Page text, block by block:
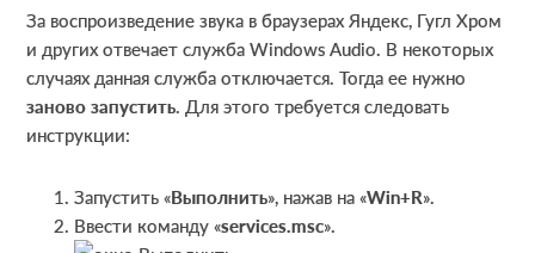
За воспроизведение звука в браузерах Яндекс, Гугл Хром
и других отвечает служба Windows Audio. В некоторых
случаях данная служба отключается. Тогда ее нужно
заново запустить. Для этого требуется следовать
инструкции:
Запустить «Выполнить», нажав на «Win+R».
Ввести команду «services.msc».